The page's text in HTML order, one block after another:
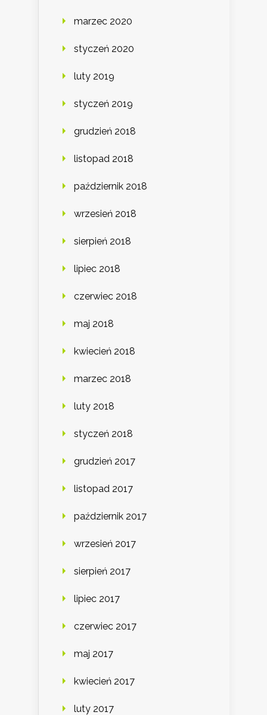
marzec 2020
styczeń 2020
luty 2019
styczeń 2019
grudzień 2018
listopad 2018
październik 2018
wrzesień 2018
sierpień 2018
lipiec 2018
czerwiec 2018
maj 2018
kwiecień 2018
marzec 2018
luty 2018
styczeń 2018
grudzień 2017
listopad 2017
październik 2017
wrzesień 2017
sierpień 2017
lipiec 2017
czerwiec 2017
maj 2017
kwiecień 2017
luty 2017